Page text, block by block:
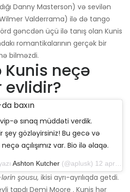
Danny Masterson) və sevilən
Valderrama) ilə də tango
gəncdən üçü ilə tanış olan Kunis
romantikalarının gerçək bir
bilməzdi.
Kunis neçə
baxın
ə sınaq müddəti verdik.
şey gözləyirsiniz! Bu gecə və
açılışımız var. Bio ilə əlaqə.
Ashton Kutcher (@aplusk) 12 aprel 2019-cu il, saat 14: 50-də PDT
şousu, ikisi ayrı-ayrılıqda getdi.
tapdı Demi Moore . Kunis hər